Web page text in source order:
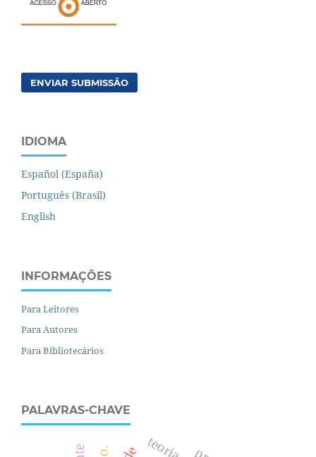
ENVIAR SUBMISSÃO
IDIOMA
Español (España)
Português (Brasil)
English
INFORMAÇÕES
Para Leitores
Para Autores
Para Bibliotecários
PALAVRAS-CHAVE